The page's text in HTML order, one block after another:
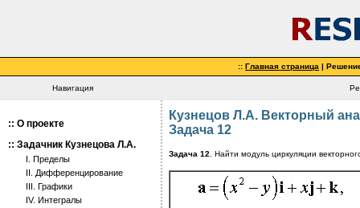
:: Главная страница |
Навигация
Кузнецов Л.А. Векторный
Задача 12
Задача 12 . Найти модуль циркуляции
:: О проекте
:: Задачник Кузнецова Л.А.
I. Пределы
II. Дифференцирование
III. Графики
IV. Интегралы